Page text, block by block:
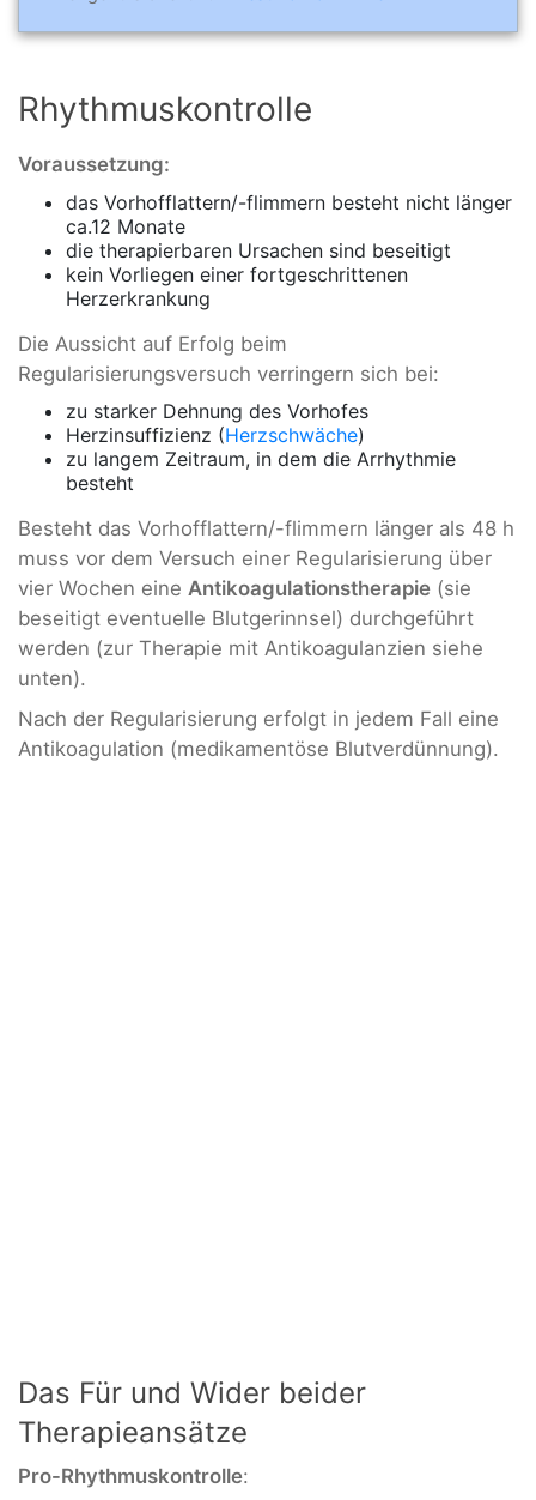
Rhythmuskontrolle
Voraussetzung:
das Vorhofflattern/-flimmern besteht nicht länger
ca.12 Monate
die therapierbaren Ursachen sind beseitigt
kein Vorliegen einer fortgeschrittenen
Herzerkrankung
Die Aussicht auf Erfolg beim
Regularisierungsversuch verringern sich bei:
zu starker Dehnung des Vorhofes
Herzinsuffizienz (Herzschwäche)
zu langem Zeitraum, in dem die Arrhythmie
besteht
Besteht das Vorhofflattern/-flimmern länger als 48 h
muss vor dem Versuch einer Regularisierung über
vier Wochen eine Antikoagulationstherapie (sie
beseitigt eventuelle Blutgerinnsel) durchgeführt
werden (zur Therapie mit Antikoagulanzien siehe
unten).
Nach der Regularisierung erfolgt in jedem Fall eine
Antikoagulation (medikamentöse Blutverdünnung).
Das Für und Wider beider
Therapieansätze
Pro-Rhythmuskontrolle: